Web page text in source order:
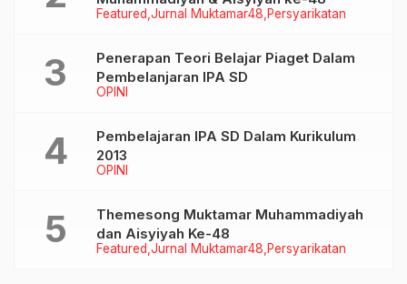
Featured Jurnal Muktamar48 Persyarikatan
OPINI
Penerapan Teori Belajar Piaget Dalam
Pembelanjaran IPA SD
OPINI
Pembelajaran IPA SD Dalam Kurikulum
2013
Featured Jurnal Muktamar48 Persyarikatan
Themesong Muktamar Muhammadiyah
dan Aisyiyah Ke-48